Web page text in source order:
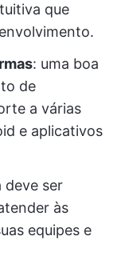
que
: uma boa
de
a várias
e aplicativos
deve ser
às
equipes e